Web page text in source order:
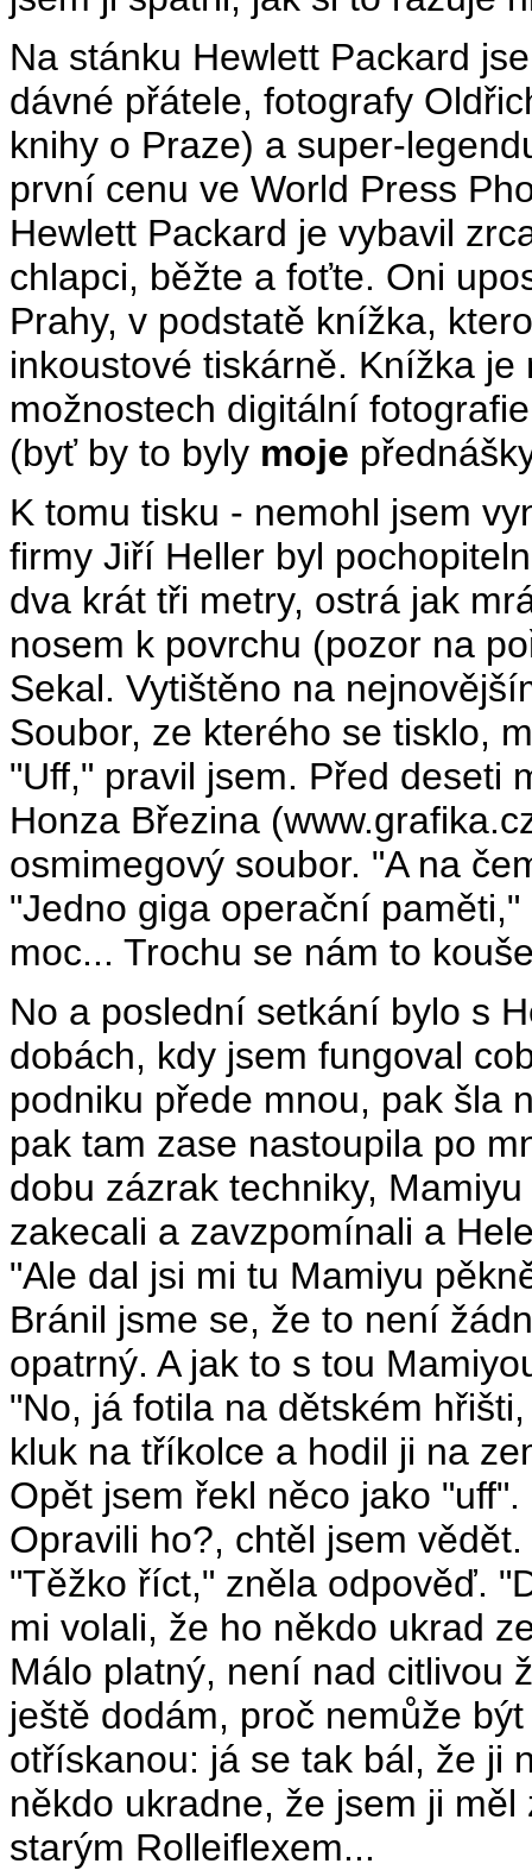
Na stánku Hewlett Packard
dávné přátele, fotografy
knihy o Praze) a super-
první cenu ve World Press
Hewlett Packard je vybavil
chlapci, běžte a foťte. Oni
Prahy, v podstatě knížka,
inkoustové tiskárně. Knížka
možnostech digitální
(byť by to byly moje
K tomu tisku - nemohl jsem
firmy Jiří Heller byl
dva krát tři metry, ostrá jak
nosem k povrchu (pozor na
Sekal. Vytištěno na
Soubor, ze kterého se tisklo,
"Uff," pravil jsem. Před deseti
Honza Březina
osmimegový soubor. "A na
"Jedno giga operační
moc... Trochu se nám to
No a poslední setkání bylo s
dobách, kdy jsem fungoval
podniku přede mnou, pak šla
pak tam zase nastoupila po
dobu zázrak techniky,
zakecali a zavzpomínali a
"Ale dal jsi mi tu Mamiyu
Bránil jsme se, že to není
opatrný. A jak to s tou
"No, já fotila na dětském
kluk na tříkolce a hodil ji na
Opět jsem řekl něco jako
Opravili ho?, chtěl jsem vědět.
"Těžko říct," zněla odpověď.
mi volali, že ho někdo ukrad
Málo platný, není nad citlivou
ještě dodám, proč nemůže
otřískanou: já se tak bál, že ji
někdo ukradne, že jsem ji
starým Rolleiflexem...